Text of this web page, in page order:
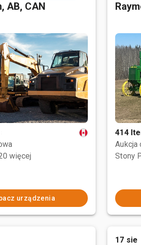
AB, CAN
więcej
urządzenia
414
Aukcja
Stony
17 sie